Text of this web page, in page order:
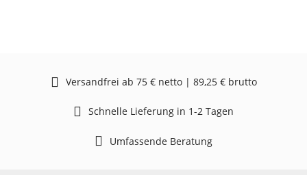
Versandfrei ab 75 € netto | 89,25 € brutto
Schnelle Lieferung in 1-2 Tagen
Umfassende Beratung